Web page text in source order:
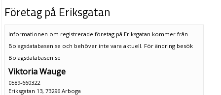
Företag på Eriksgatan
Informationen om registrerade företag på Eriksgatan kommer från
Bolagsdatabasen.se och behöver inte vara aktuell. För ändring besök
Bolagsdatabasen.se
Viktoria Wauge
0589-660322
Eriksgatan 13, 73296 Arboga